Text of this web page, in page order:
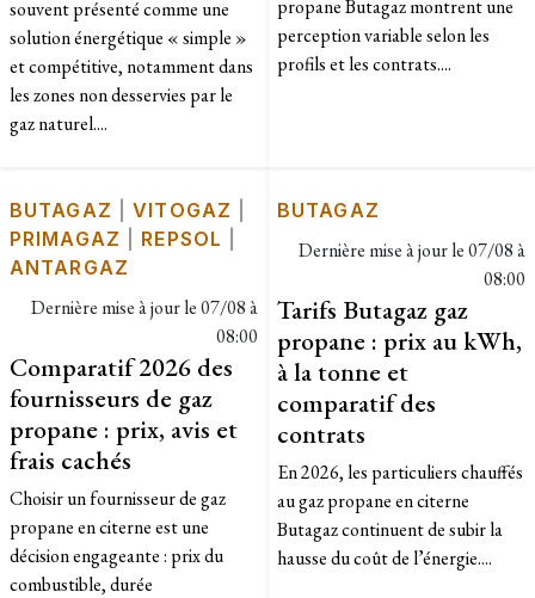
souvent présenté comme une
solution énergétique « simple »
et compétitive, notamment dans
les zones non desservies par le
gaz naturel....
propane Butagaz montrent une
perception variable selon les
profils et les contrats....
BUTAGAZ |VITOGAZ
PRIMAGAZ
REPSOL
ANTARGAZ
Dernière mise à jour le07/08 à
08:00
Comparatif 2026 des
fournisseurs de gaz
propane : prix, avis et
frais cachés
Choisir un fournisseur de gaz
propane en citerne est une
décision engageante : prix du
combustible, durée
BUTAGAZ
Dernière mise à jour le07/08 à
08:00
Tarifs Butagaz gaz
propane : prix au kWh,
à la tonne et
comparatif des
contrats
En 2026, les particuliers chauffés
au gaz propane en citerne
Butagaz continuent de subir la
hausse du coût de l’énergie....